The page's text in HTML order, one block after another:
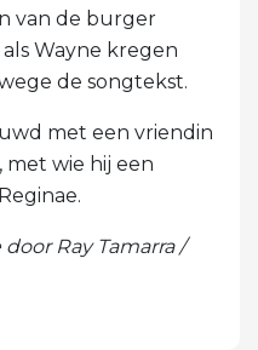
van de burger
Wayne kregen
de songtekst.
met een vriendin
met wie hij een
Ray Tamarra /